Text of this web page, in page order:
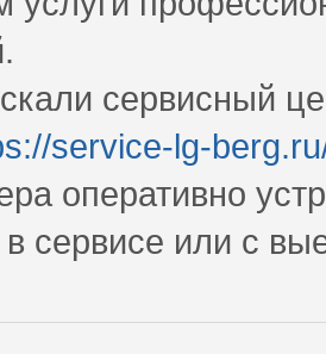
сервисный
service-lg-
оперативно
в сервисе или с